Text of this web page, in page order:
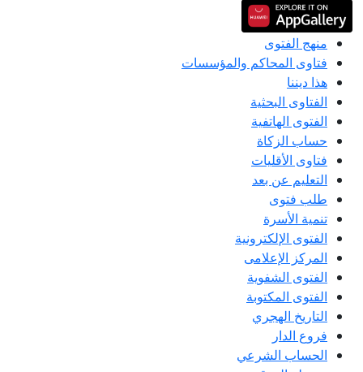
منهج الفتوى
فتاوى المحاكم والمؤسسات
هذا ديننا
الفتاوى البحثية
الفتوى الهاتفية
حساب الزكاة
فتاوى الأقليات
التعليم عن بعد
طلب فتوى
تنمية الأسرة
الفتوى الإلكترونية
المركز الإعلامى
الفتوى الشفوية
الفتوى المكتوبة
التاريخ الهجري
فروع الدار
الحساب الشرعي